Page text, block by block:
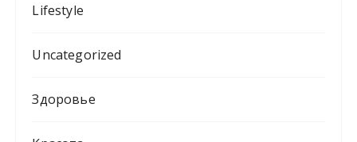
Lifestyle
Uncategorized
Здоровье